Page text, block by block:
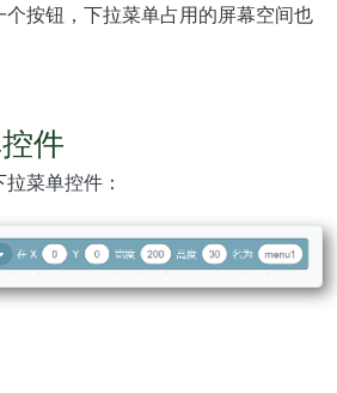
按钮，下拉菜单占用的屏幕空间也
件
菜单控件：